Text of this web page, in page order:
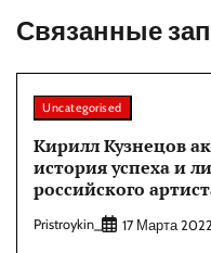
Связанные
Uncategorised
Кирилл Кузнецов
история успеха и
российского
Pristroykin_ 17 Марта 2022